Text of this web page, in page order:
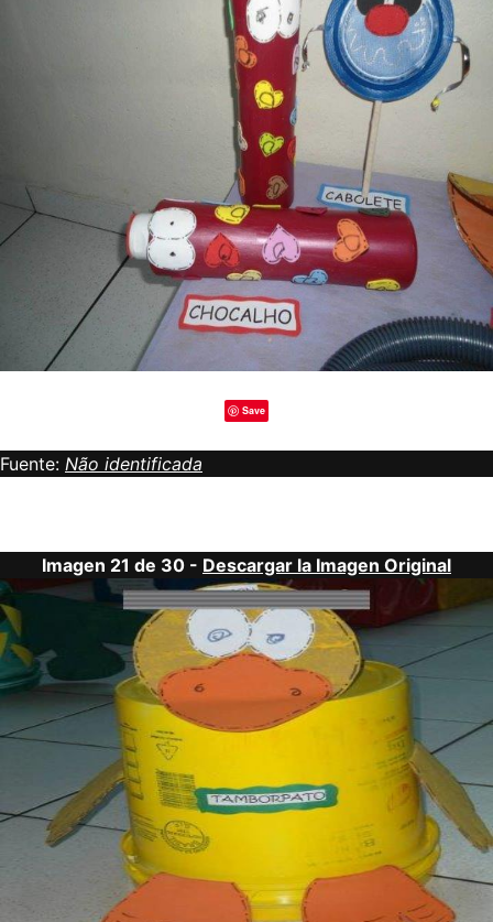
Save
Fuente: Não identificada
Imagen 21 de 30 - Descargar la Imagen Original